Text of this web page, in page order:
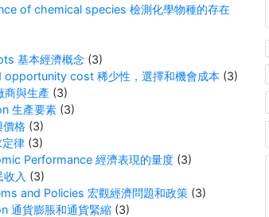
of chemical species 檢測化學物種的存在
基本經濟概念 (3)
cost 稀少性，選擇和機會成本 (3)
與生產 (3)
生產要素 (3)
格 (3)
律 (3)
Performance 經濟表現的量度 (3)
入 (3)
and Policies 宏觀經濟問題和政策 (3)
通貨膨脹和通貨緊縮 (3)